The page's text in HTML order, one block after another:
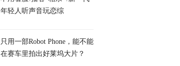
年轻人听声音玩恋综
只用一部Robot Phone，能不能
在赛车里拍出好莱坞大片？